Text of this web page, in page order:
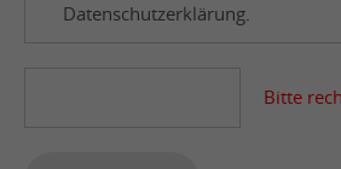
Datenschutzerklärung.
Bitte